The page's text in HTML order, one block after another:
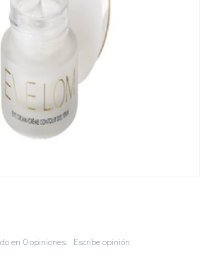
en 0 opiniones. Escribe opinión